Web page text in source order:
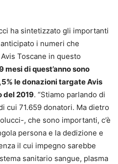
ha sintetizzato gli importanti
i numeri che
Toscane in questo
mesi di quest’anno sono
le donazioni targate Avis
del 2019. “Stiamo parlando di
cui 71.659 donatori. Ma dietro
, che sono importanti, c’è
persona e la dedizione e
il cui impegno sarebbe
sanitario sangue, plasma